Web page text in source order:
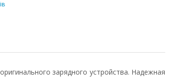
зарядного устройства. Надежная